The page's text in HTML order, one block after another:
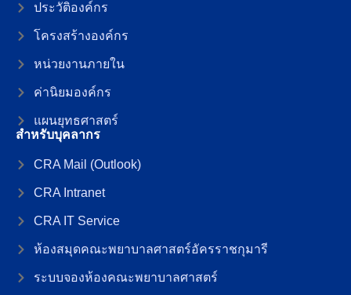
ประวัติองค์กร
โครงสร้างองค์กร
หน่วยงานภายใน
ค่านิยมองค์กร
แผนยุทธศาสตร์
สำหรับบุคลากร
CRA Mail (Outlook)
CRA Intranet
CRA IT Service
ห้องสมุดคณะพยาบาลศาสตร์อัครราชกุมารี
ระบบจองห้องคณะพยาบาลศาสตร์